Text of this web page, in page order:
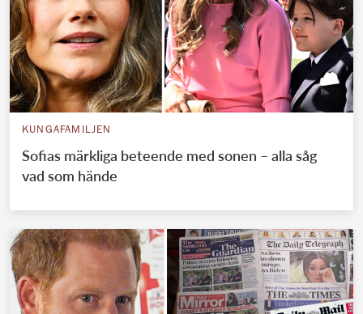
KUNGAFAMILJEN
Sofias märkliga beteende med sonen – alla såg
vad som hände